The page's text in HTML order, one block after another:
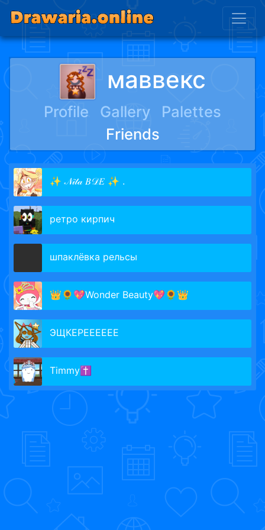
маввекс
Profile Gallery
Palettes
Friends
✨ 𝒩𝒾𝓉𝒶 𝐵𝒟𝐸 ✨ .
ретро кирпич
шпаклёвка рельсы
👑🌻💖Wonder Beauty💖🌻👑
ЭЩКЕРЕЕЕЕЕЕ
Timmy✝